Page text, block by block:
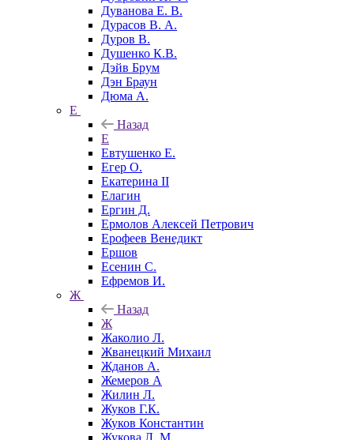
Дуванова Е. В.
Дурасов В. А.
Дуров В.
Душенко К.В.
Дэйв Брум
Дэн Браун
Дюма А.
Е
Назад
Е
Евтушенко Е.
Егер О.
Екатерина II
Елагин
Ергин Д.
Ермолов Алексей Петрович
Ерофеев Венедикт
Ершов
Есенин С.
Ефремов И.
Ж
Назад
Ж
Жаколио Л.
Жванецкий Михаил
Жданов А.
Жемеров А
Жилин Л.
Жуков Г.К.
Жуков Константин
Жукова Л. М.